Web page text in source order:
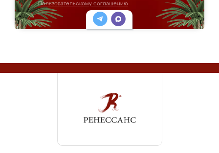
Пользовательскому соглашению